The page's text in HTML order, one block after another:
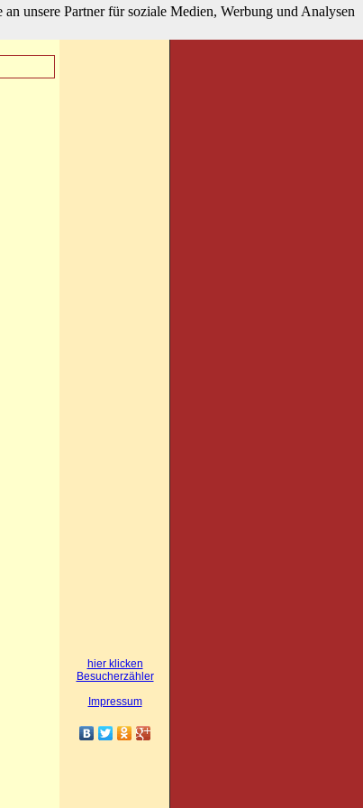
hier klicken
Besucherzähler
Impressum
unsere Partner für soziale Medien, Werbung und Analysen